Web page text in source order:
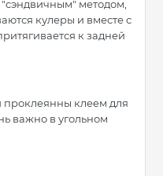
методом,
кулеры и вместе с
к задней
проклеянны клеем для
важно в угольном